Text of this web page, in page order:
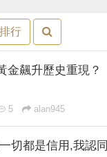
排行
金飆升歷史重現？
5 alan945
切都是信用,我認同